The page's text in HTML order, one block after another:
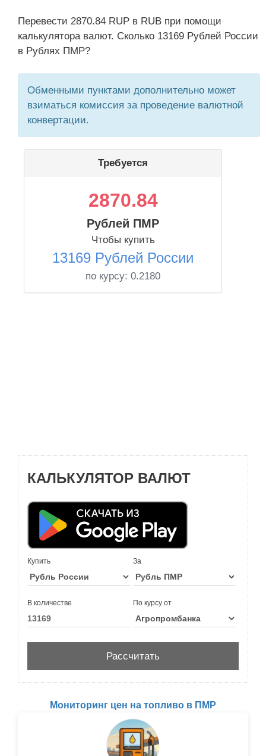
Перевести 2870.84 RUP в RUB при помощи
калькулятора валют. Сколько 13169 Рублей России
в Рублях ПМР?
Обменными пунктами дополнительно может
взиматься комиссия за проведение валютной
конвертации.
Требуется
2870.84
Рублей ПМР
Чтобы купить
13169 Рублей России
по курсу: 0.2180
КАЛЬКУЛЯТОР ВАЛЮТ
Купить За
В количестве По курсу от
Мониторинг цен на топливо в ПМР